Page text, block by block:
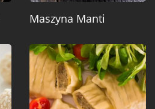
Maszyna Manti